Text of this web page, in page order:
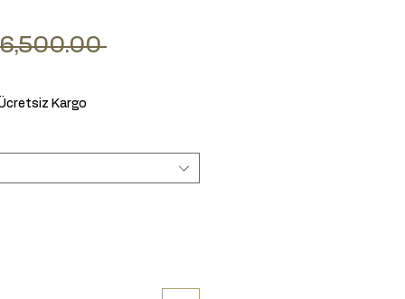
6,500.00 Regular Price
Kargo